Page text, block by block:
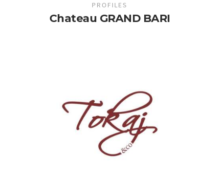
PROFILES
Chateau GRAND BARI